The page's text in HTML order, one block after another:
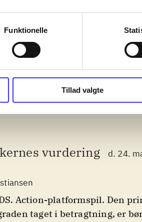
Funktionelle
Tillad valgte
the moon, autobots
vurdering d. 24.
Action-platformspil. Den
taget i betragtning, er